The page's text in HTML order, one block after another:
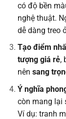
có độ bền
nghệ thuật.
dễ dàng treo
Tạo điểm
tượng giá rẻ,
nên sang
Ý nghĩa
còn mang lại
Ví dụ: tranh